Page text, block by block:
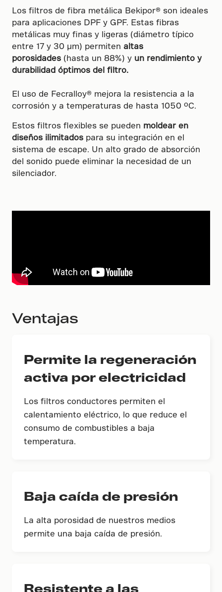
Los filtros de fibra metálica Bekipor® son ideales
para aplicaciones DPF y GPF. Estas fibras
metálicas muy finas y ligeras (diámetro típico
entre 17 y 30 µm) permiten altas
porosidades (hasta un 88%) y un rendimiento y
durabilidad óptimos del filtro.
El uso de Fecralloy® mejora la resistencia a la
corrosión y a temperaturas de hasta 1050 ºC.
Estos filtros flexibles se pueden moldear en
diseños ilimitados para su integración en el
sistema de escape. Un alto grado de absorción
del sonido puede eliminar la necesidad de un
silenciador.
Ventajas
Permite la regeneración
activa por electricidad
Los filtros conductores permiten el
calentamiento eléctrico, lo que reduce el
consumo de combustibles a baja
temperatura.
Baja caída de presión
La alta porosidad de nuestros medios
permite una baja caída de presión.
Resistente a las